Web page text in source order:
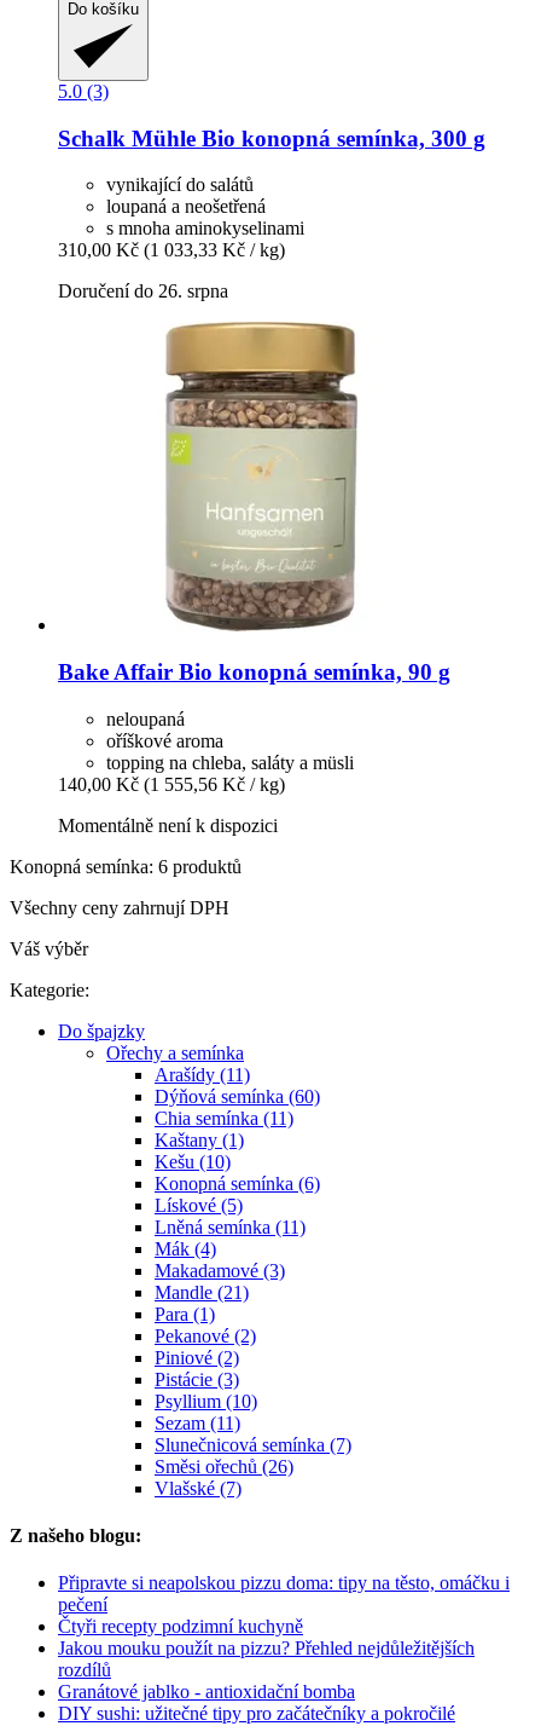
Do košíku
5.0 (3)
Schalk Mühle Bio konopná semínka, 300 g
vynikající do salátů
loupaná a neošetřená
s mnoha aminokyselinami
310,00 Kč (1 033,33 Kč / kg)
Doručení do 26. srpna
Bake Affair Bio konopná semínka, 90 g
neloupaná
oříškové aroma
topping na chleba, saláty a müsli
140,00 Kč (1 555,56 Kč / kg)
Momentálně není k dispozici
Konopná semínka: 6 produktů
Všechny ceny zahrnují DPH
Váš výběr
Kategorie:
Do špajzky
Ořechy a semínka
Arašídy (11)
Dýňová semínka (60)
Chia semínka (11)
Kaštany (1)
Kešu (10)
Konopná semínka (6)
Lískové (5)
Lněná semínka (11)
Mák (4)
Makadamové (3)
Mandle (21)
Para (1)
Pekanové (2)
Piniové (2)
Pistácie (3)
Psyllium (10)
Sezam (11)
Slunečnicová semínka (7)
Směsi ořechů (26)
Vlašské (7)
Z našeho blogu:
Připravte si neapolskou pizzu doma: tipy na těsto, omáčku i
pečení
Čtyři recepty podzimní kuchyně
Jakou mouku použít na pizzu? Přehled nejdůležitějších
rozdílů
Granátové jablko - antioxidační bomba
DIY sushi: užitečné tipy pro začátečníky a pokročilé